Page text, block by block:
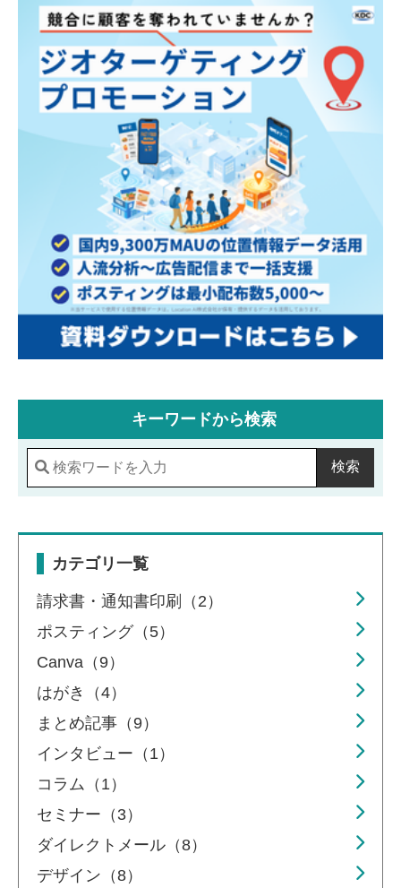
キーワードから検索
検索
カテゴリ一覧
請求書・通知書印刷（2）
ポスティング（5）
Canva（9）
はがき（4）
まとめ記事（9）
インタビュー（1）
コラム（1）
セミナー（3）
ダイレクトメール（8）
デザイン（8）